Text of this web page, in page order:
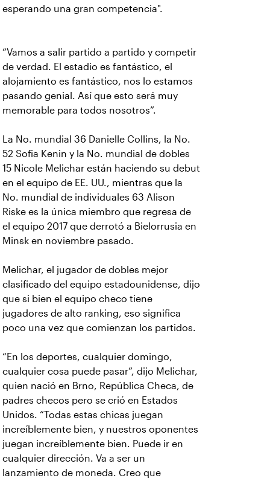
esperando una gran competencia".
“Vamos a salir partido a partido y competir
de verdad. El estadio es fantástico, el
alojamiento es fantástico, nos lo estamos
pasando genial. Así que esto será muy
memorable para todos nosotros”.
La No. mundial 36 Danielle Collins, la No.
52 Sofia Kenin y la No. mundial de dobles
15 Nicole Melichar están haciendo su debut
en el equipo de EE. UU., mientras que la
No. mundial de individuales 63 Alison
Riske es la única miembro que regresa de
el equipo 2017 que derrotó a Bielorrusia en
Minsk en noviembre pasado.
Melichar, el jugador de dobles mejor
clasificado del equipo estadounidense, dijo
que si bien el equipo checo tiene
jugadores de alto ranking, eso significa
poco una vez que comienzan los partidos.
“En los deportes, cualquier domingo,
cualquier cosa puede pasar”, dijo Melichar,
quien nació en Brno, República Checa, de
padres checos pero se crió en Estados
Unidos. “Todas estas chicas juegan
increíblemente bien, y nuestros oponentes
juegan increíblemente bien. Puede ir en
cualquier dirección. Va a ser un
lanzamiento de moneda. Creo que